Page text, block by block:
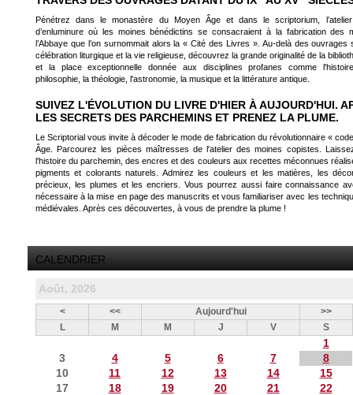
Pénétrez dans le monastère du Moyen Âge et dans le scriptorium,
d’enluminure où les moines bénédictins se consacraient à la fabrication des
l’Abbaye que l’on surnommait alors la « Cité des Livres ». Au-delà des ouvrages
célébration liturgique et la vie religieuse, découvrez la grande originalité de la
et la place exceptionnelle donnée aux disciplines profanes comme
philosophie, la théologie, l'astronomie, la musique et la littérature antique.
SUIVEZ L'ÉVOLUTION DU LIVRE D'HIER À AUJOURD'HUI.
LES SECRETS DES PARCHEMINS ET PRENEZ LA PLUME.
Le Scriptorial vous invite à décoder le mode de fabrication du révolutionnaire «
Âge. Parcourez les pièces maîtresses de l'atelier des moines copistes.
l'histoire du parchemin, des encres et des couleurs aux recettes méconnues
pigments et colorants naturels. Admirez les couleurs et les matières, les
précieux, les plumes et les encriers. Vous pourrez aussi faire connaissance
nécessaire à la mise en page des manuscrits et vous familiariser avec les
médiévales. Après ces découvertes, à vous de prendre la plume !
CALENDRIER
Août, 2026
< << Aujourd'hui
>>
L
M M J V S
1
3
4 5 6 7
8
10
11 12 13 14
15
17
18 19 20 21
22